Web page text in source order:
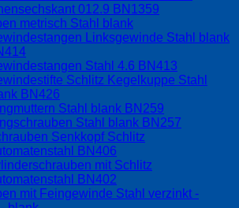
012.9 BN1359
metrisch Stahl blank
Linksgewinde Stahl blank
Stahl 4.6 BN413
Schlitz Kegelkuppe Stahl
BN426
Stahl blank BN259
Stahl blank BN257
Senkkopf Schlitz
BN406
mit Schlitz
BN402
mit Feingewinde Stahl verzinkt -